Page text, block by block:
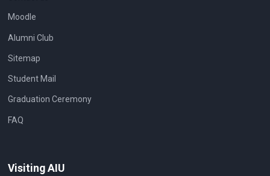
Moodle
Alumni Club
Sitemap
Student Mail
Graduation Ceremony
FAQ
Visiting AIU